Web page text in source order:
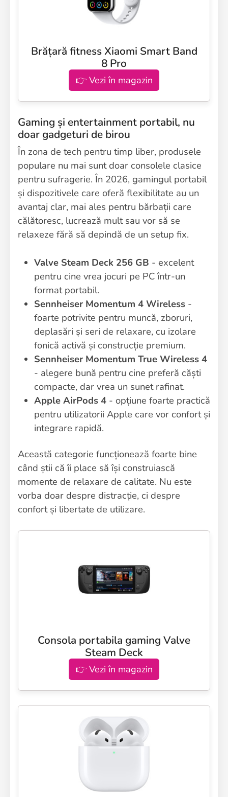
Brățară fitness Xiaomi Smart Band
8 Pro
👉 Vezi în magazin
Gaming și entertainment portabil, nu
doar gadgeturi de birou
În zona de tech pentru timp liber, produsele
populare nu mai sunt doar consolele clasice
pentru sufragerie. În 2026, gamingul portabil
și dispozitivele care oferă flexibilitate au un
avantaj clar, mai ales pentru bărbații care
călătoresc, lucrează mult sau vor să se
relaxeze fără să depindă de un setup fix.
Valve Steam Deck 256 GB - excelent
pentru cine vrea jocuri pe PC într-un
format portabil.
Sennheiser Momentum 4 Wireless -
foarte potrivite pentru muncă, zboruri,
deplasări și seri de relaxare, cu izolare
fonică activă și construcție premium.
Sennheiser Momentum True Wireless 4
- alegere bună pentru cine preferă căști
compacte, dar vrea un sunet rafinat.
Apple AirPods 4 - opțiune foarte practică
pentru utilizatorii Apple care vor confort și
integrare rapidă.
Această categorie funcționează foarte bine
când știi că îi place să își construiască
momente de relaxare de calitate. Nu este
vorba doar despre distracție, ci despre
confort și libertate de utilizare.
Consola portabila gaming Valve
Steam Deck
👉 Vezi în magazin